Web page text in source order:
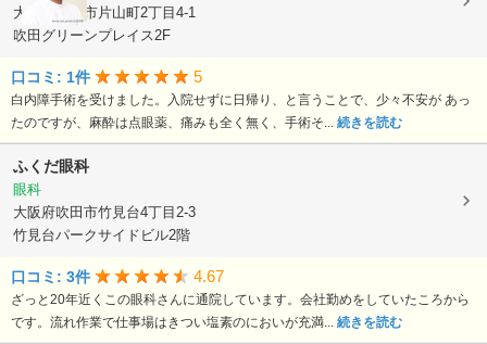
大阪府吹田市片山町2丁目4-1
吹田グリーンプレイス2F
口コミ: 1件 5
白内障手術を受けました。入院せずに日帰り、と言うことで、少々不安が あっ
たのですが、麻酔は点眼薬、痛みも全く無く、手術そ... 続きを読む
ふくだ眼科
眼科
大阪府吹田市竹見台4丁目2-3
竹見台パークサイドビル2階
口コミ: 3件 4.67
ざっと20年近くこの眼科さんに通院しています。会社勤めをしていたころから
です。流れ作業で仕事場はきつい塩素のにおいが充満... 続きを読む